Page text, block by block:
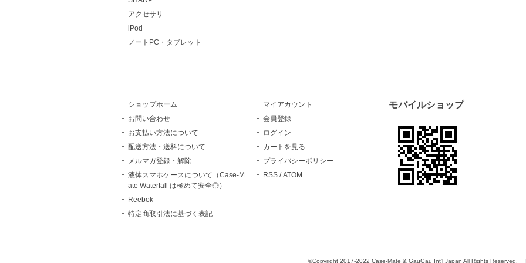
アクセサリ
iPod
ノートPC・タブレット
ショップホーム
お問い合わせ
お支払い方法について
配送方法・送料について
メルマガ登録・解除
液体スマホケースについて（Case-M
ate Waterfall は極めて安全◎）
Reebok
特定商取引法に基づく表記
マイアカウント
会員登録
ログイン
カートを見る
プライバシーポリシー
RSS /ATOM
モバイルショップ
©Copyright 2017-2022 Case-Mate & GauGau Int'l Japan All Rights Reserved.